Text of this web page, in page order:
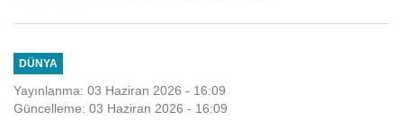
DÜNYA
Yayınlanma: 03 Haziran 2026 - 16:09
Güncelleme: 03 Haziran 2026 - 16:09